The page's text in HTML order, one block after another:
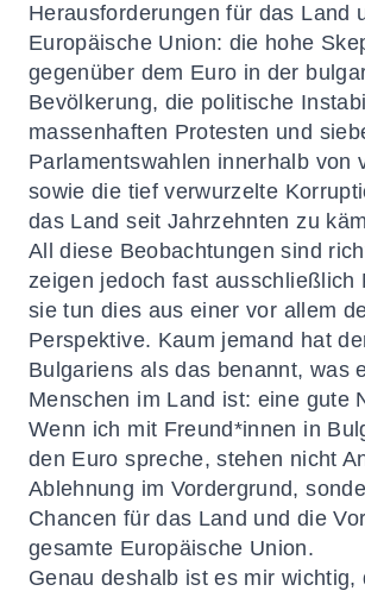
Herausforderungen für das Land
Europäische Union: die hohe
gegenüber dem Euro in der
Bevölkerung, die politische
massenhaften Protesten und
Parlamentswahlen innerhalb von
sowie die tief verwurzelte
das Land seit Jahrzehnten zu
All diese Beobachtungen sind
zeigen jedoch fast ausschließlich
sie tun dies aus einer vor allem
Perspektive. Kaum jemand hat
Bulgariens als das benannt, was
Menschen im Land ist: eine gute
Wenn ich mit Freund*innen in
den Euro spreche, stehen nicht
Ablehnung im Vordergrund,
Chancen für das Land und die
gesamte Europäische Union.
Genau deshalb ist es mir wichtig,